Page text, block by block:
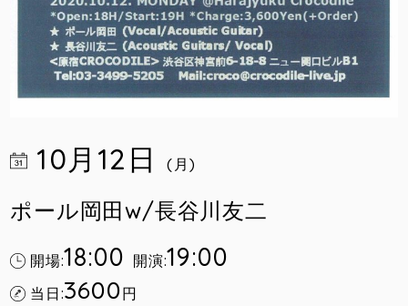
10月12日(月)
ポール岡田w/長谷川友二
開場:18:00 開演:19:00
当日:3600円